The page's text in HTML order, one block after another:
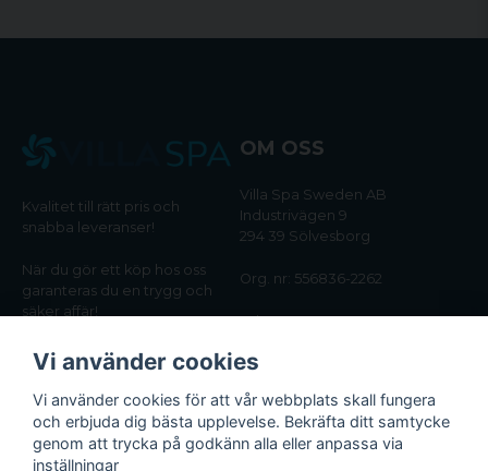
Kvalitet till rätt pris och
snabba leveranser!
När du gör ett köp hos oss
garanteras du en trygg och
säker affär!
OM OSS
Villa Spa Sweden AB
Industrivägen 9
294 39 Sölvesborg
Org. nr: 556836-2262
Tel:0456-405566
Email:
INFORMATION
Om oss
Vi använder cookies
Vi använder cookies för att vår webbplats skall fungera
och erbjuda dig bästa upplevelse. Bekräfta ditt samtycke
genom att trycka på godkänn alla eller anpassa via
inställningar